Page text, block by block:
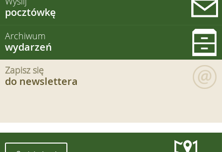
pocztówkę
Archiwum
wydarzeń
Zapisz się
do newslettera